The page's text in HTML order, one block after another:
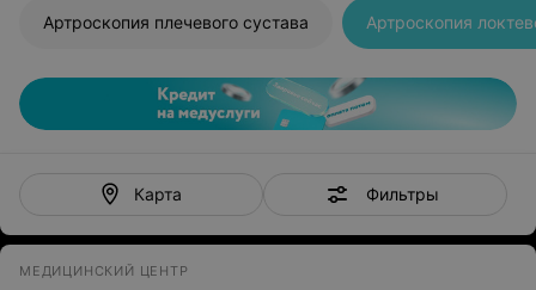
Артроскопия плечевого сустава Артроскопия
Карта Фильтры
МЕДИЦИНСКИЙ ЦЕНТР